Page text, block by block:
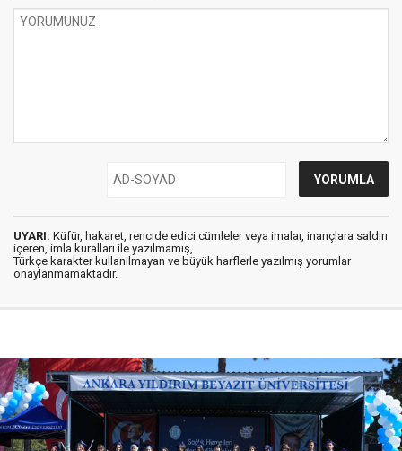
UYARI: Küfür, hakaret, rencide edici cümleler veya imalar, inançlara saldırı
içeren, imla kuralları ile yazılmamış,
Türkçe karakter kullanılmayan ve büyük harflerle yazılmış yorumlar
onaylanmamaktadır.